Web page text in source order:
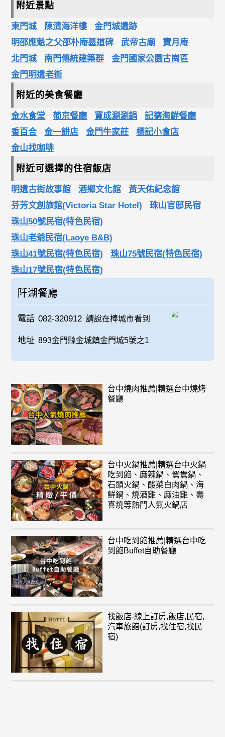
附近景點
東門城 陳清海洋樓
金門城遺跡
明邵應魁之父邵朴庵墓道碑
武帝古廟
寶月庵
北門城
南門傳統建築群
金門國家公園古崗區
金門明遺老街
附近的美食餐廳
金水食堂 葡京餐廳 寶成涮涮鍋
記德海鮮餐廳
香百合
金一餅店 金門牛家莊
標記小食店
金山找咖啡
附近可選擇的住宿飯店
明遺古街故事館 酒鄉文化館
黃天佑紀念館
芬芳文創旅館(Victoria Star Hotel)
珠山官邸民宿
珠山50號民宿(特色民宿)
珠山老爺民宿(Laoye B&B)
珠山41號民宿(特色民宿)
珠山75號民宿(特色民宿)
珠山17號民宿(特色民宿)
阡湖餐廳
電話 082-320912 請說在棒城市看到
地址 893金門縣金城鎮金門城5號之1
台中燒肉推薦|精選台中燒烤
餐廳
台中火鍋推薦|精選台中火鍋
吃到飽、麻辣鍋、鴛鴦鍋、
石頭火鍋、酸菜白肉鍋、海
鮮鍋、燒酒雞、麻油雞、壽
喜燒等熱門人氣火鍋店
台中吃到飽推薦|精選台中吃
到飽Buffet自助餐廳
找飯店-線上訂房,飯店,民宿,
汽車旅館(訂房,找住宿,找民
宿)